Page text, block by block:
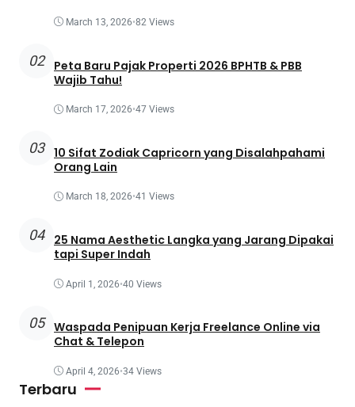
March 13, 2026•82 Views
02
Peta Baru Pajak Properti 2026 BPHTB & PBB
Wajib Tahu!
March 17, 2026•47 Views
03 10 Sifat Zodiak Capricorn yang Disalahpahami
Orang Lain
March 18, 2026•41 Views
04
25 Nama Aesthetic Langka yang Jarang Dipakai
tapi Super Indah
April 1, 2026•40 Views
05 Waspada Penipuan Kerja Freelance Online via
Chat & Telepon
April 4, 2026•34 Views
Terbaru